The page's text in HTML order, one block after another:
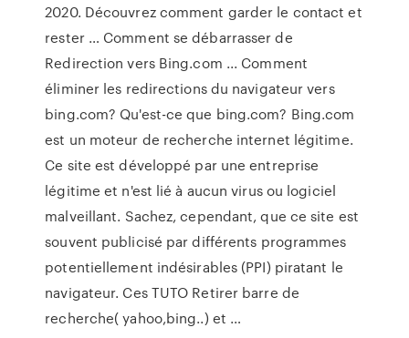
2020. Découvrez comment garder le contact et
rester … Comment se débarrasser de
Redirection vers Bing.com ... Comment
éliminer les redirections du navigateur vers
bing.com? Qu'est-ce que bing.com? Bing.com
est un moteur de recherche internet légitime.
Ce site est développé par une entreprise
légitime et n'est lié à aucun virus ou logiciel
malveillant. Sachez, cependant, que ce site est
souvent publicisé par différents programmes
potentiellement indésirables (PPI) piratant le
navigateur. Ces TUTO Retirer barre de
recherche( yahoo,bing..) et …